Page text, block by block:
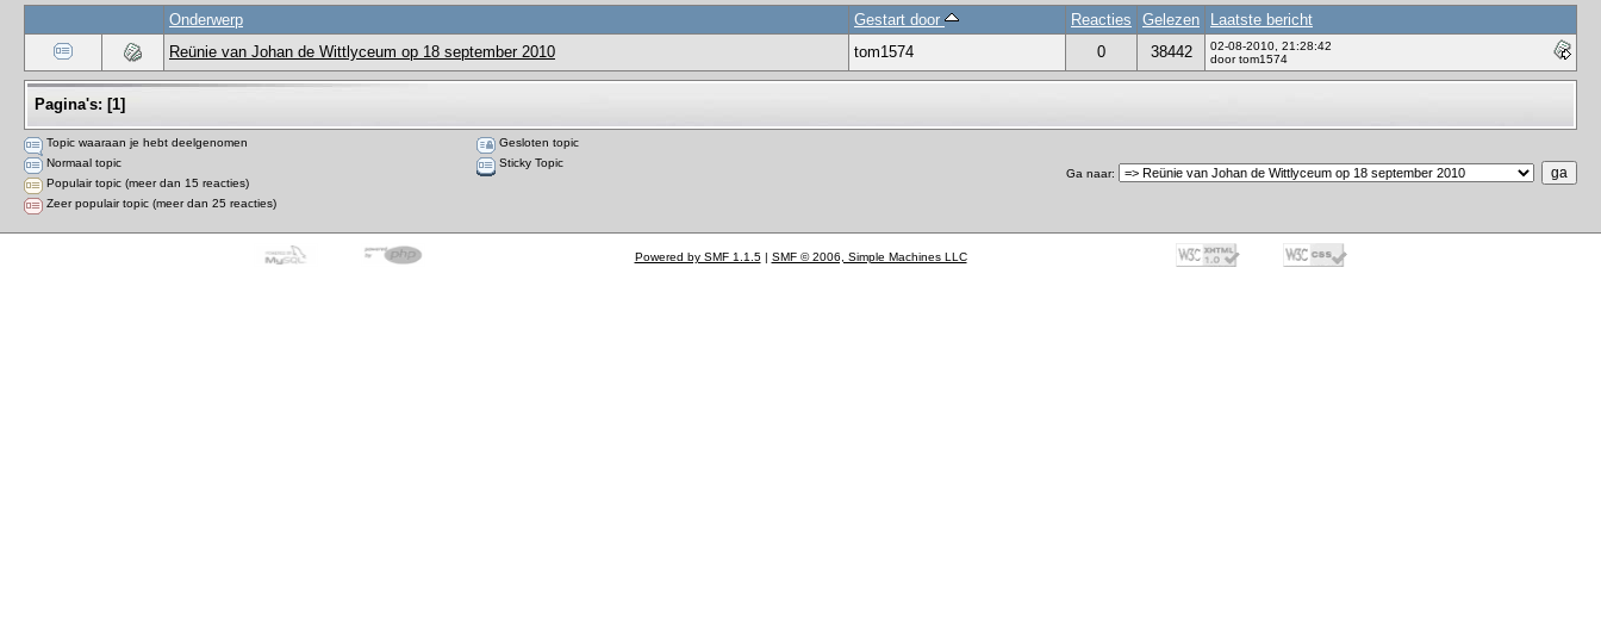
Onderwerp Gestart door Reacties Gelezen
Laatste bericht
Reünie van Johan de Wittlyceum op 18 september 2010
tom1574 0 38442
02-08-2010, 21:28:42
door tom1574
Pagina's: [1]
Topic waaraan je hebt deelgenomen
Normaal topic
Populair topic (meer dan 15 reacties)
Zeer populair topic (meer dan 25 reacties)
Gesloten topic
Sticky Topic
Ga naar:
Powered by SMF 1.1.5| SMF © 2006, Simple Machines LLC